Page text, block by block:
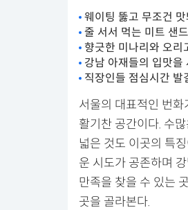
웨이팅 뚫고 무조건 맛
줄 서서 먹는 미트 샌
향긋한 미나리와 오리
강남 아재들의 입맛을
직장인들 점심시간 발
서울의 대표적인 번
활기찬 공간이다. 수
넓은 것도 이곳의 특
운 시도가 공존하며
만족을 찾을 수 있는
곳을 골라본다.